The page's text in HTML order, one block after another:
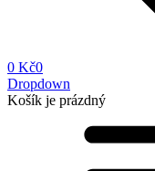
0 Kč0
Dropdown
Košík je prázdný